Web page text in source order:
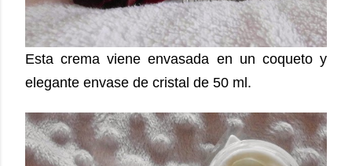
Esta crema viene envasada en un coqueto y
elegante envase de cristal de 50 ml.